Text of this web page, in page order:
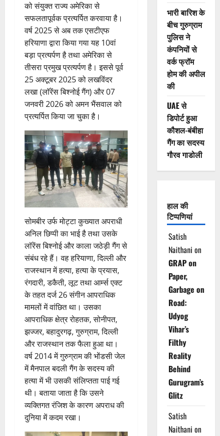
को संयुक्त राज्य अमेरिका से
सफलतापूर्वक प्रत्यर्पित करवाया है।
वर्ष 2025 से अब तक एसटीएफ
हरियाणा द्वारा किया गया यह 10वां
बड़ा प्रत्यर्पण है तथा अमेरिका से
तीसरा प्रमुख प्रत्यर्पण है। इससे पूर्व
25 अक्टूबर 2025 को लखविंदर
लखा (लॉरेंस बिश्नोई गैंग) और 07
जनवरी 2026 को अमन भैंसवाल को
प्रत्यर्पित किया जा चुका है।
सोमबीर उर्फ मोट्टा कुख्यात अपराधी
अनिल छिप्पी का भाई है तथा उसके
लॉरेंस बिश्नोई और काला जठेड़ी गैंग से
संबंध रहे हैं। वह हरियाणा, दिल्ली और
राजस्थान में हत्या, हत्या के प्रयास,
रंगदारी, डकैती, लूट तथा आर्म्स एक्ट
के तहत दर्ज 26 संगीन आपराधिक
मामलों में वांछित था। उसका
आपराधिक क्षेत्र रोहतक, सोनीपत,
झज्जर, बहादुरगढ़, गुरुग्राम, दिल्ली
और राजस्थान तक फैला हुआ था।
वर्ष 2014 में गुरुग्राम की भोंडसी जेल
में मैनपाल बदली गैंग के सदस्य की
हत्या में भी उसकी संलिप्तता पाई गई
थी। बताया जाता है कि उसने
व्यक्तिगत रंजिश के कारण अपराध की
दुनिया में कदम रखा।
भारी बारिश के
बीच गुरुग्राम
पुलिस ने
कंपनियों से
वर्क फ्रॉम
होम की अपील
की
UAE से
डिपोर्ट हुआ
कौशल-बंबीहा
गैंग का सदस्य
गौरव गाडोली
हाल की
टिप्पणियां
Satish
Naithani on
GRAP on
Paper,
Garbage on
Road:
Udyog
Vihar’s
Filthy
Reality
Behind
Gurugram’s
Glitz
Satish
Naithani on